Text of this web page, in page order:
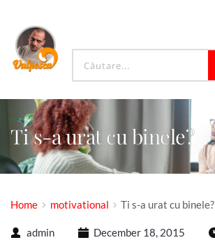
Ti s-a urat cu binele?
Home motivational Ti s-a urat cu binele?
admin December 18, 2015